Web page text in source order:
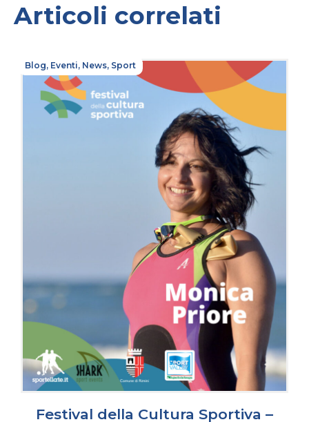
Articoli correlati
Blog, Eventi, News, Sport
Festival della Cultura Sportiva –